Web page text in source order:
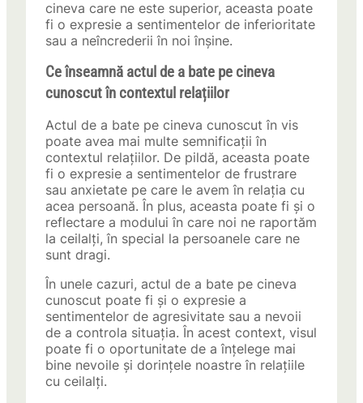
cineva care ne este superior, aceasta poate
fi o expresie a sentimentelor de inferioritate
sau a neîncrederii în noi înșine.
Ce înseamnă actul de a bate pe cineva
cunoscut în contextul relațiilor
Actul de a bate pe cineva cunoscut în vis
poate avea mai multe semnificații în
contextul relațiilor. De pildă, aceasta poate
fi o expresie a sentimentelor de frustrare
sau anxietate pe care le avem în relația cu
acea persoană. În plus, aceasta poate fi și o
reflectare a modului în care noi ne raportăm
la ceilalți, în special la persoanele care ne
sunt dragi.
În unele cazuri, actul de a bate pe cineva
cunoscut poate fi și o expresie a
sentimentelor de agresivitate sau a nevoii
de a controla situația. În acest context, visul
poate fi o oportunitate de a înțelege mai
bine nevoile și dorințele noastre în relațiile
cu ceilalți.